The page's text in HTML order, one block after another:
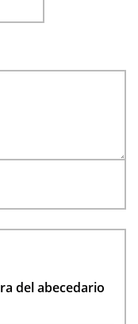
del abecedario